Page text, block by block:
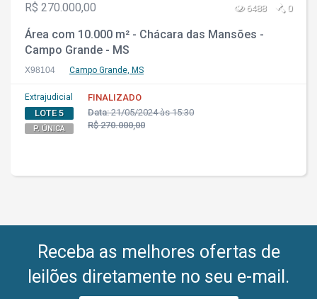
R$ 270.000,00 6488 0
Área com 10.000 m² - Chácara das Mansões -
Campo Grande - MS
X98104 Campo Grande, MS
Extrajudicial
LOTE 5
P. ÚNICA
FINALIZADO
Data:21/05/2024 às 15:30
R$ 270.000,00
Receba as melhores ofertas de
leilões diretamente no seu e-mail.